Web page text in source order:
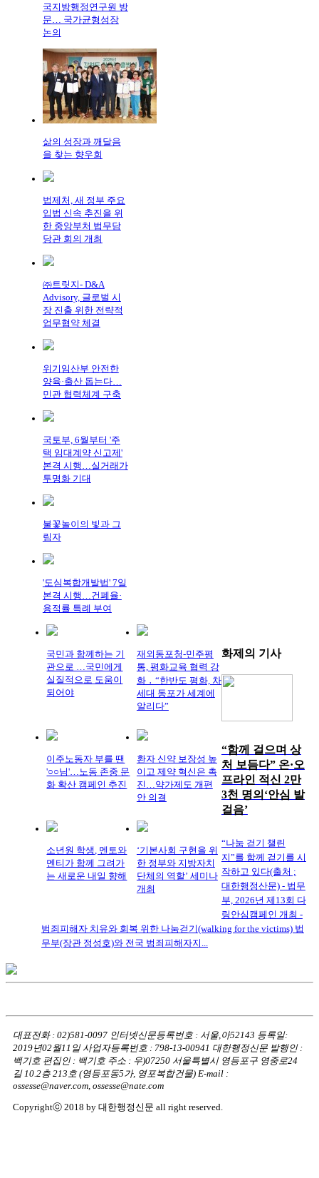
국지방행정연구원 방
문… 국가균형성장
논의
삶의 성장과 깨달음
을 찾는 향우회
법제처, 새 정부 주요
입법 신속 추진을 위
한 중앙부처 법무담
당관 회의 개최
㈜트릿지- D&A
Advisory, 글로벌 시
장 진출 위한 전략적
업무협약 체결
위기임산부 안전한
양육·출산 돕는다…
민관 협력체계 구축
국토부, 6월부터 '주
택 임대계약 신고제'
본격 시행…실거래가
투명화 기대
불꽃놀이의 빛과 그
림자
'도심복합개발법' 7일
본격 시행…건폐율·
용적률 특례 부여
국민과 함께하는 기
관으로 …국민에게
실질적으로 도움이
되어야
재외동포청-민주평
통, 평화교육 협력 강
화 ․ “한반도 평화, 차
세대 동포가 세계에
알리다”
이주노동자 부를 땐
'○○님'…노동 존중 문
화 확산 캠페인 추진
환자 신약 보장성 높
이고 제약 혁신은 촉
진…약가제도 개편
안 의결
소년원 학생, 멘토와
멘티가 함께 그려가
는 새로운 내일 향해
‘기본사회 구현을 위
한 정부와 지방자치
단체의 역할’ 세미나
개최
화제의 기사
“함께 걸으며 상
처 보듬다” 온·오
프라인 적신 2만
3천 명의‘안심 발
걸음’
“나눔 걷기 챌린
지”를 함께 걷기를 시
작하고 있다(출처 ;
대한행정산문) - 법무
부, 2026년 제13회 다
링안심캠페인 개최 -
범죄피해자 치유와 회복 위한 나눔걷기(walking for the victims) 법
무부(장관 정성호)와 전국 범죄피해자지...
대표전화 : 02)581-0097 인터넷신문등록번호 : 서울,아52143 등록일:
2019년02월11일 사업자등록번호 : 798-13-00941 대한행정신문 발행인 :
백기호 편집인 : 백기호 주소 : 우)07250 서울특별시 영등포구 영중로24
길 10.2층 213호 (영등포동5가, 영포복합건물) E-mail :
ossesse@naver.com, ossesse@nate.com
Copyrightⓒ 2018 by 대한행정신문 all right reserved.